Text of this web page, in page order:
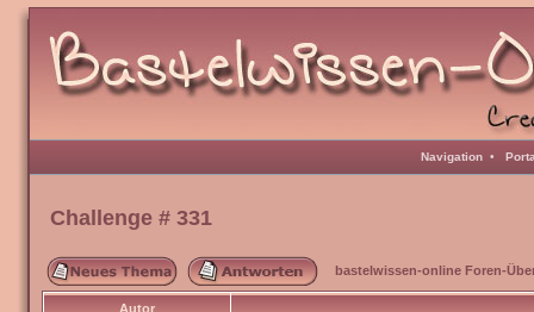
Navigation •
Challenge # 331
bastelwissen-online Foren-
Autor